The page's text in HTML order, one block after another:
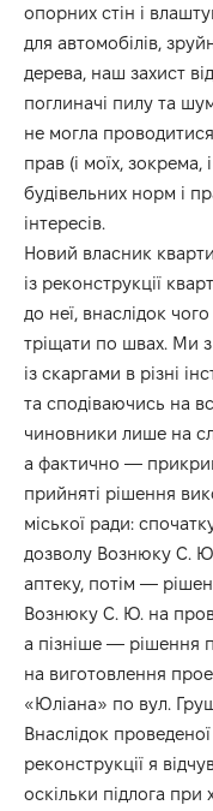
опорних стін і
для автомобілів,
дерева, наш захист
поглиначі пилу та
не могла
прав (і моїх, зокрема,
будівельних норм і
інтересів.
Новий власник
із реконструкції
до неї, внаслідок
тріщати по швах. Ми
із скаргами в різні
та сподіваючись на
чиновники лише на
а фактично —
прийняті рішення
міської ради:
дозволу Вознюку С.
аптеку, потім —
Вознюку С. Ю. на
а пізніше — рішення
на виготовлення
«Юліана» по вул.
Внаслідок
реконструкції я
оскільки підлога при